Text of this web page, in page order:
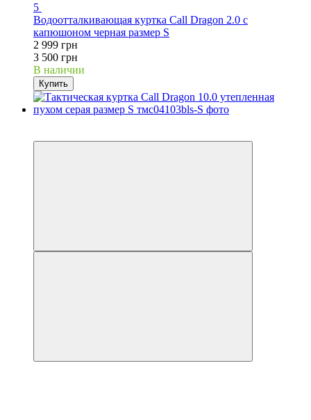
5
Водоотталкивающая куртка Call Dragon 2.0 с
капюшоном черная размер S
2 999 грн
3 500 грн
В наличии
Купить